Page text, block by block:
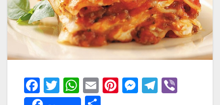
F
a
T
w
W
h
E
m
Pi M T